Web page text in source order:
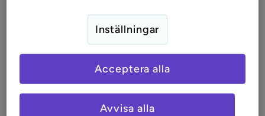
Ska du renovera badrum
Oavsett om du ska byta ut ett handfat eller göra en
fullständig renovering av ditt badrum är det bra att vara
påläst innan du sätter igång. Gå igenom branschreglerna
för renovering av våtrum för att se vilka delmoment som
måste utföras av certifierade hantverkare.
Inställningar
Avvisa alla
Acceptera alla